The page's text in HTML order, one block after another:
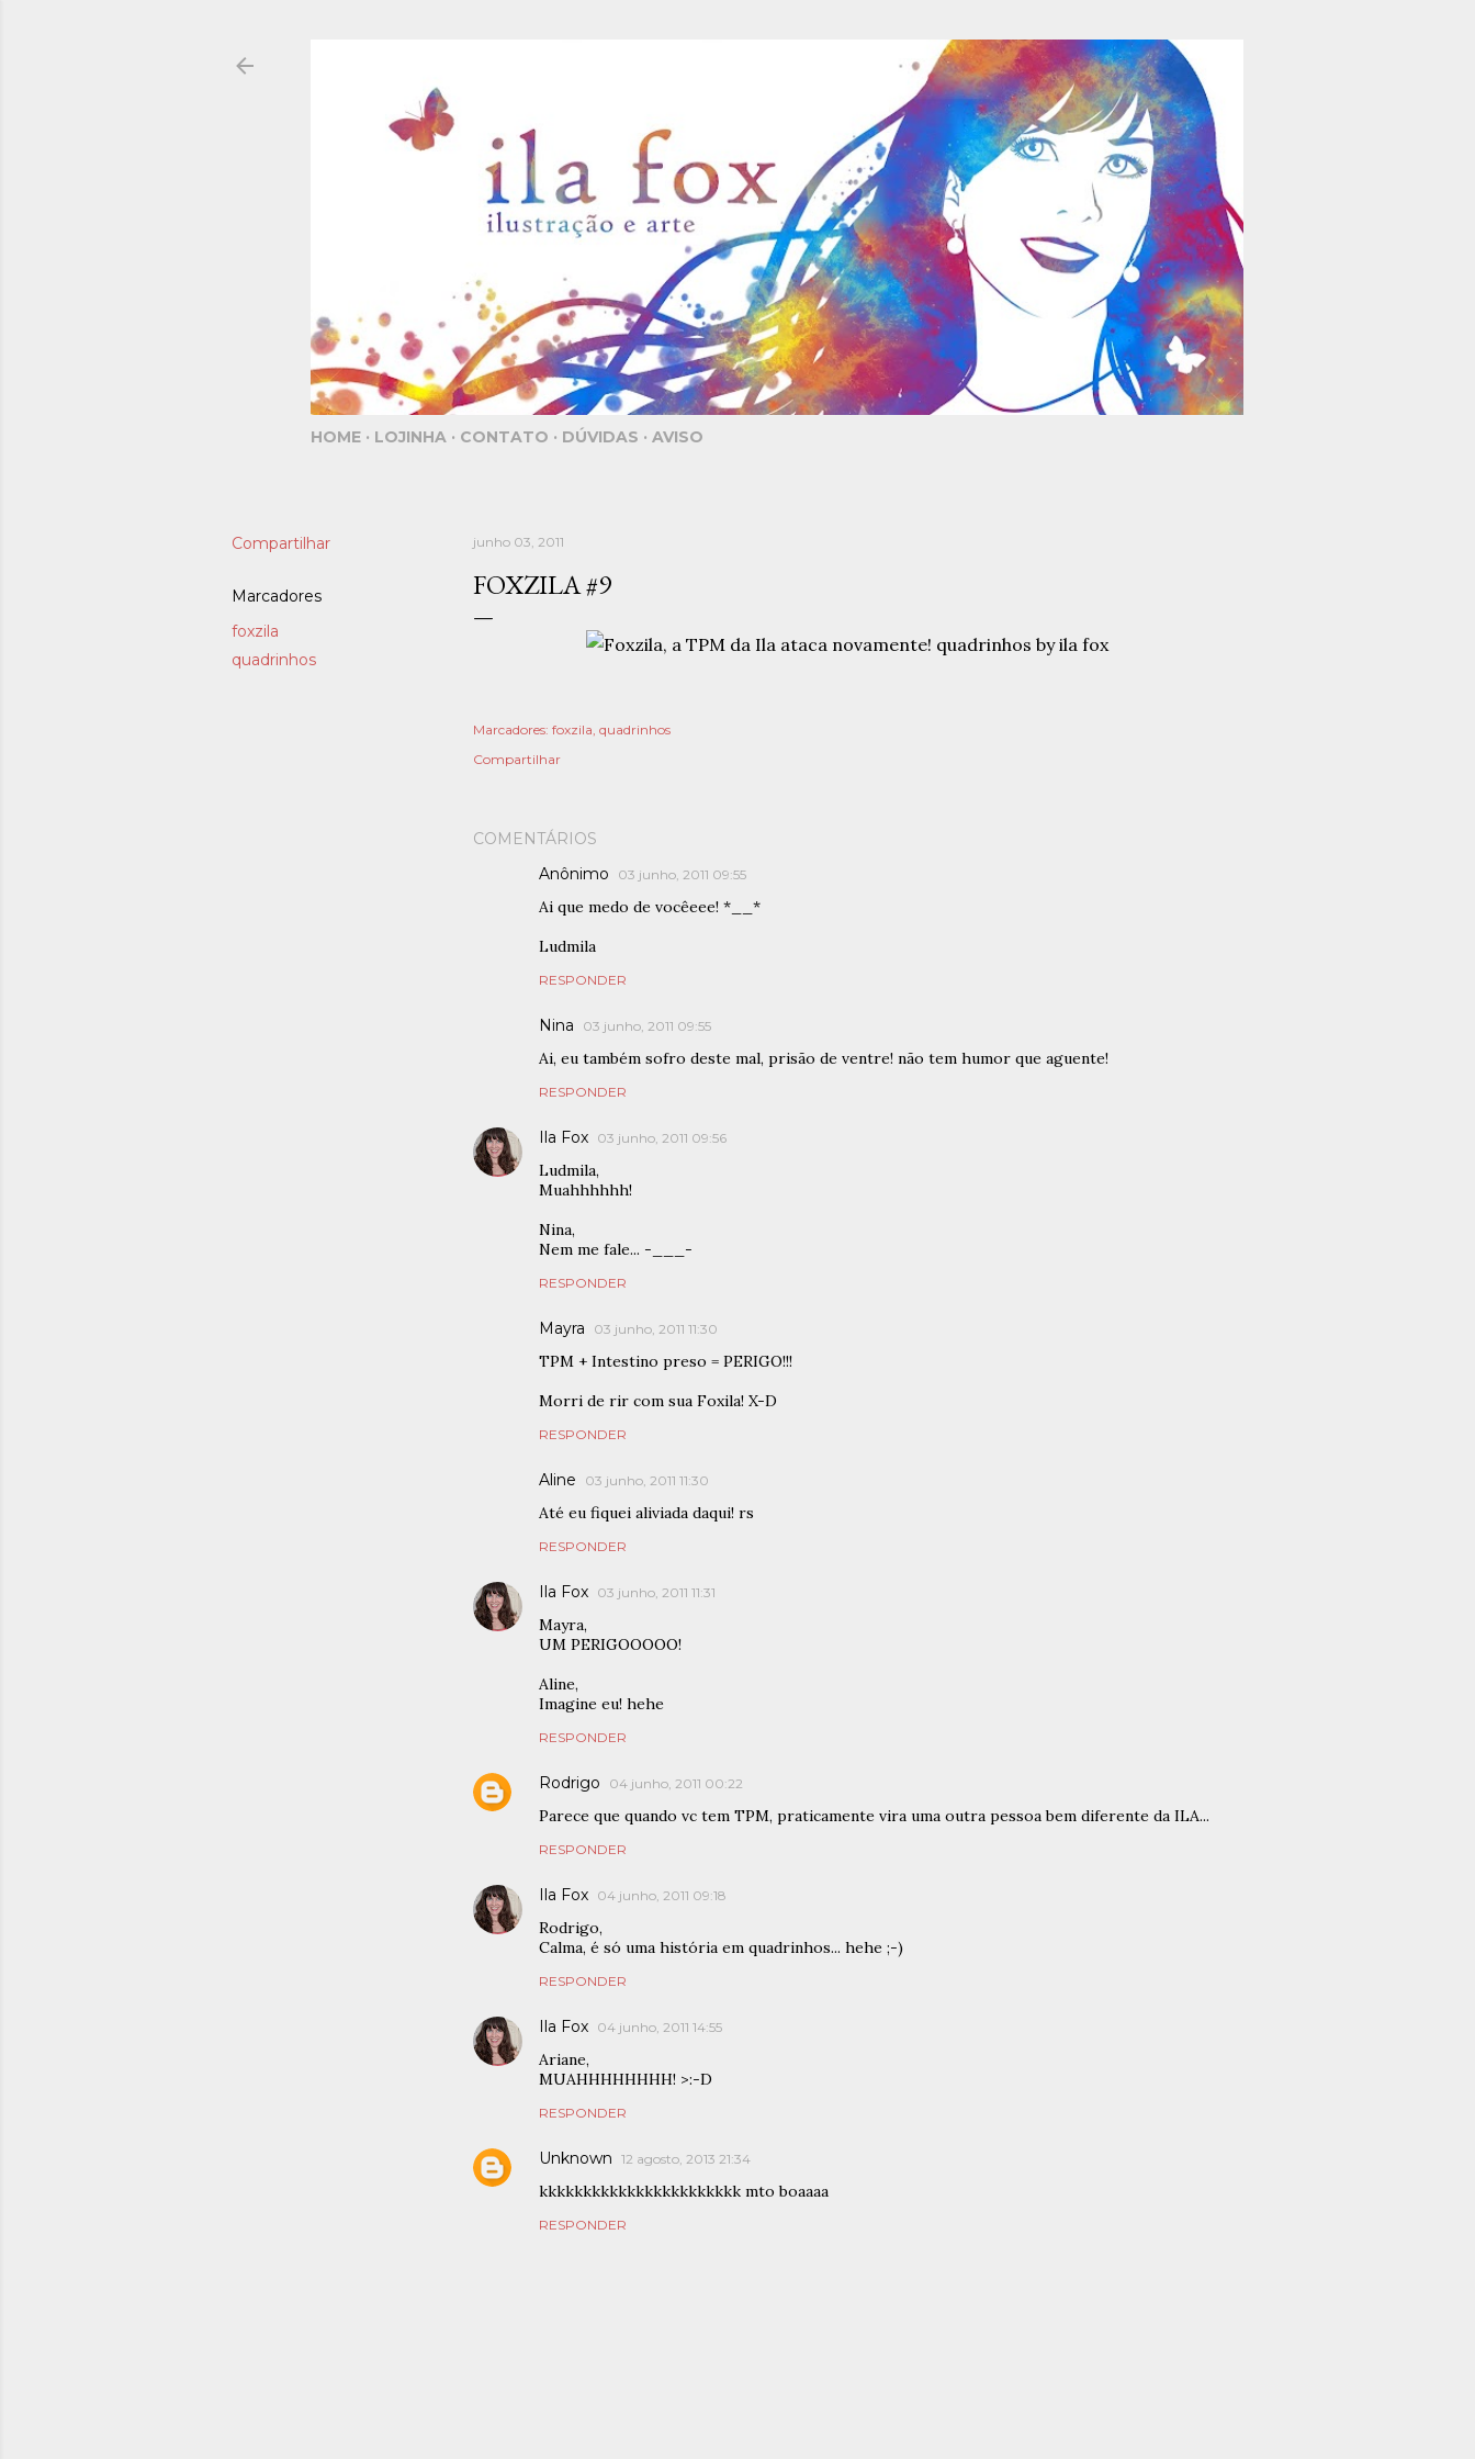
HOME LOJINHA CONTATO DÚVIDAS AVISO
Compartilhar
Marcadores
foxzila
quadrinhos
junho 03, 2011
FOXZILA #9
Marcadores: foxzila quadrinhos
Compartilhar
COMENTÁRIOS
Anônimo
03 junho, 2011 09:55
Ai que medo de vocêeee! *__*
Ludmila
RESPONDER
Nina 03 junho, 2011 09:55
Ai, eu também sofro deste mal, prisão de ventre! não tem humor que aguente!
RESPONDER
Ila Fox 03 junho, 2011 09:56
Ludmila,
Muahhhhhh!
Nina,
Nem me fale... -___-
RESPONDER
Mayra 03 junho, 2011 11:30
TPM + Intestino preso = PERIGO!!!
Morri de rir com sua Foxila! X-D
RESPONDER
Aline 03 junho, 2011 11:30
Até eu fiquei aliviada daqui! rs
RESPONDER
Ila Fox 03 junho, 2011 11:31
Mayra,
UM PERIGOOOOO!
Aline,
Imagine eu! hehe
RESPONDER
Rodrigo 04 junho, 2011 00:22
Parece que quando vc tem TPM, praticamente vira uma outra pessoa bem diferente da ILA...
RESPONDER
Ila Fox 04 junho, 2011 09:18
Rodrigo,
Calma, é só uma história em quadrinhos... hehe ;-)
RESPONDER
Ila Fox 04 junho, 2011 14:55
Ariane,
MUAHHHHHHHH! >:-D
RESPONDER
Unknown 12 agosto, 2013 21:34
kkkkkkkkkkkkkkkkkkkkkkk mto boaaaa
RESPONDER